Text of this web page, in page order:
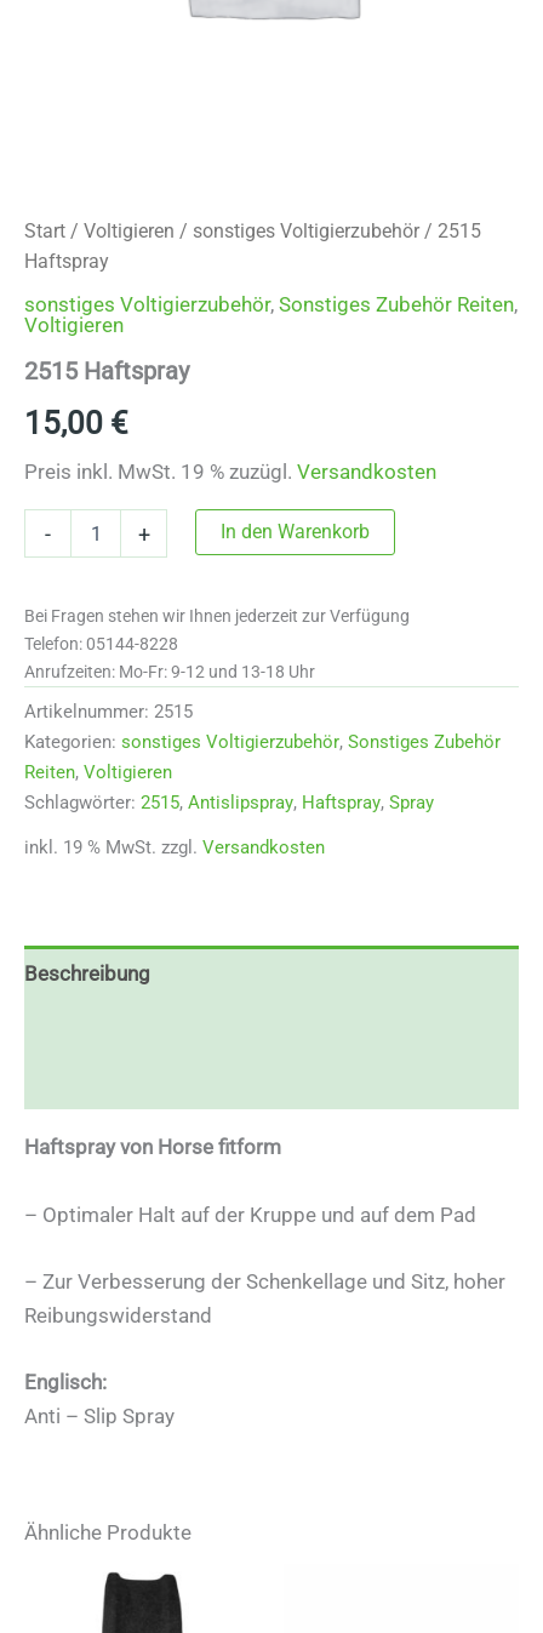
Start / Voltigieren / sonstiges Voltigierzubehör / 2515
Haftspray
sonstiges Voltigierzubehör, Sonstiges Zubehör Reiten,
Voltigieren
2515 Haftspray
15,00 €
Preis inkl. MwSt. 19 % zuzügl. Versandkosten
-
Haftspray
+ In den Warenkorb
Bei Fragen stehen wir Ihnen jederzeit zur Verfügung
Telefon: 05144-8228
Anrufzeiten: Mo-Fr: 9-12 und 13-18 Uhr
Artikelnummer: 2515
Kategorien: sonstiges Voltigierzubehör, Sonstiges Zubehör
Reiten, Voltigieren
Schlagwörter: 2515, Antislipspray, Haftspray, Spray
inkl. 19 % MwSt. zzgl. Versandkosten
Beschreibung
Haftspray von Horse fitform
– Optimaler Halt auf der Kruppe und auf dem Pad
– Zur Verbesserung der Schenkellage und Sitz, hoher
Reibungswiderstand
Englisch:
Anti – Slip Spray
Ähnliche Produkte